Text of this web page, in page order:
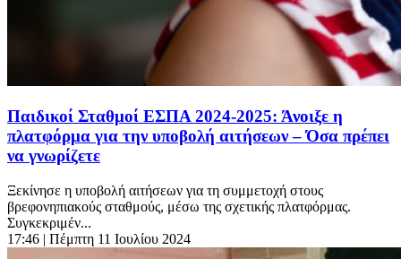
Παιδικοί Σταθμοί ΕΣΠΑ 2024-2025: Άνοιξε η
πλατφόρμα για την υποβολή αιτήσεων – Όσα πρέπει
να γνωρίζετε
Ξεκίνησε η υποβολή αιτήσεων για τη συμμετοχή στους
βρεφονηπιακούς σταθμούς, μέσω της σχετικής πλατφόρμας.
Συγκεκριμέν...
17:46 | Πέμπτη 11 Ιουλίου 2024